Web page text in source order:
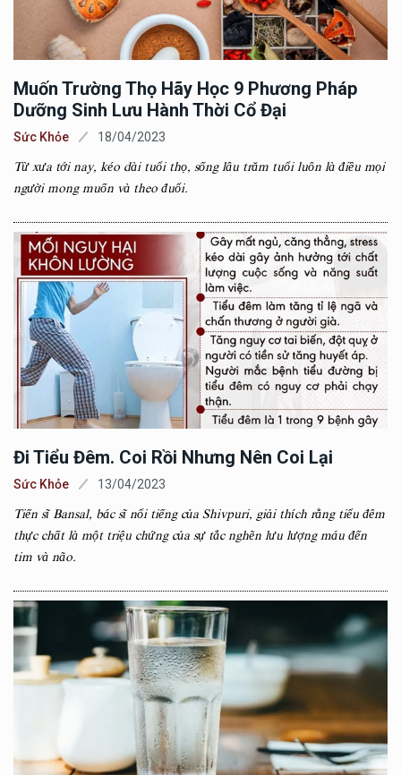
Muốn Trường Thọ Hãy Học 9 Phương Pháp
Dưỡng Sinh Lưu Hành Thời Cổ Đại
Sức Khỏe 18/04/2023
Từ xưa tới nay, kéo dài tuổi thọ, sống lâu trăm tuổi luôn là điều mọi
người mong muốn và theo đuổi.
Đi Tiểu Đêm. Coi Rồi Nhưng Nên Coi Lại
Sức Khỏe 13/04/2023
Tiến sĩ Bansal, bác sĩ nổi tiếng của Shivpuri, giải thích rằng tiểu đêm
thực chất là một triệu chứng của sự tắc nghẽn lưu lượng máu đến
tim và não.